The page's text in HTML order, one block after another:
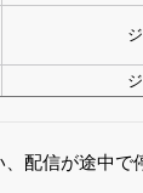
、配信が途中